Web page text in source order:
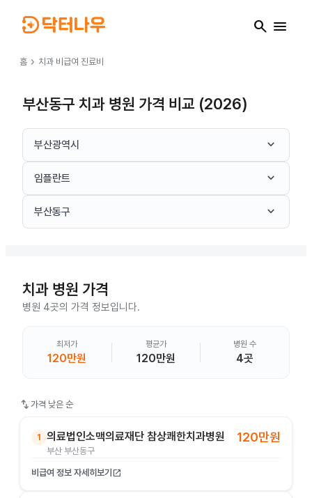
search menu
홈 chevron_right 치과 비급여 진료비
부산동구 치과 병원 가격 비교 (2026)
부산광역시 keyboard_arrow_down
임플란트 keyboard_arrow_down
부산동구 keyboard_arrow_down
치과 병원 가격
병원 4곳의 가격 정보입니다.
최저가
120만원
평균가
120만원
병원 수
4곳
swap_vert 가격 낮은 순
1 의료법인소맥의료재단 참상쾌한치과병원
부산 부산동구
120만원
비급여 정보 자세히보기 open_in_new